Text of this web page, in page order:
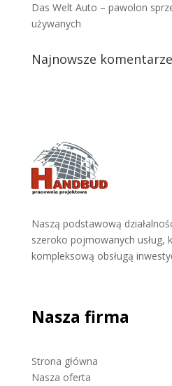
Das Welt Auto – pawolon
używanych
Najnowsze komentarze
Naszą podstawową
szeroko pojmowanych usług,
kompleksową obsługą
Nasza firma
Strona główna
Nasza oferta